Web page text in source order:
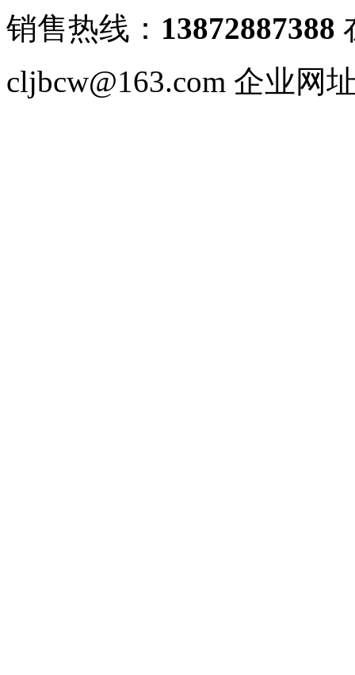
销售热线： 13872887388
cljbcw@163.com 企业网